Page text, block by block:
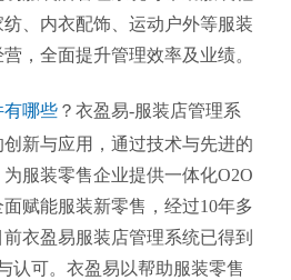
、内衣配饰、运动户外等服装
，全面提升管理效率及业绩。
有哪些 ？衣盈易-服装店管理系
创新与应用，通过技术与先进的
服装零售企业提供一体化O2O
赋能服装新零售，经过10年多
衣盈易服装店管理系统已得到
认可。衣盈易以帮助服装零售